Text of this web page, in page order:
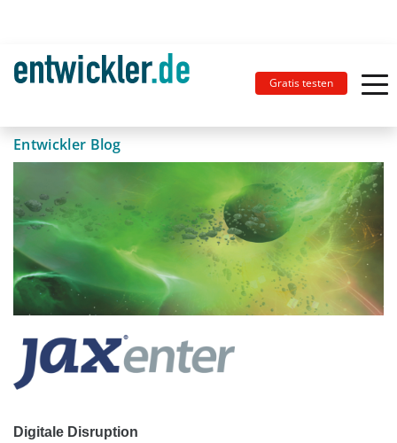
Gratis testen
Entwickler Blog
Digitale Disruption